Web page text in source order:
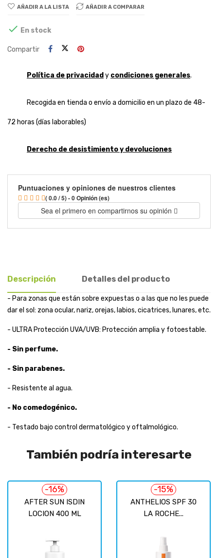
AÑADIR A LA LISTA AÑADIR A COMPARAR
 En stock
Compartir
Política de privacidad y condiciones generales.
Recogida en tienda o envío a domicilio en un plazo de 48-
72 horas (días laborables)
Derecho de desistimiento y devoluciones
Puntuaciones y opiniones de nuestros clientes
( 0.0 / 5) - 0 Opinión (es)
Sea el primero en compartirnos su opinión
Descripción Detalles del producto
- Para zonas que están sobre expuestas o a las que no les puede
dar el sol: zona ocular, nariz, orejas, labios, cicatrices, lunares, etc.
- ULTRA Protección UVA/UVB: Protección amplia y fotoestable.
- Sin perfume.
- Sin parabenes.
- Resistente al agua.
- No comedogénico.
- Testado bajo control dermatológico y oftalmológico.
También podría interesarte
AFTER SUN ISDIN
LOCION 400 ML
-16%
ANTHELIOS SPF 30
LA ROCHE...
-15%